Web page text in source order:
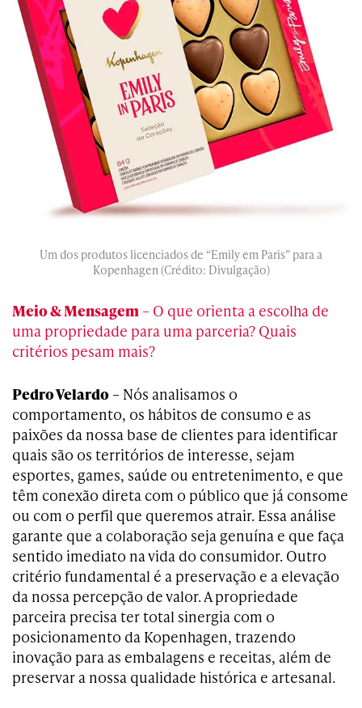
Um dos produtos licenciados de “Emily em Paris” para a
Kopenhagen (Crédito: Divulgação)
Meio & Mensagem – O que orienta a escolha de
uma propriedade para uma parceria? Quais
critérios pesam mais?
Pedro Velardo – Nós analisamos o
comportamento, os hábitos de consumo e as
paixões da nossa base de clientes para identificar
quais são os territórios de interesse, sejam
esportes, games, saúde ou entretenimento, e que
têm conexão direta com o público que já consome
ou com o perfil que queremos atrair. Essa análise
garante que a colaboração seja genuína e que faça
sentido imediato na vida do consumidor. Outro
critério fundamental é a preservação e a elevação
da nossa percepção de valor. A propriedade
parceira precisa ter total sinergia com o
posicionamento da Kopenhagen, trazendo
inovação para as embalagens e receitas, além de
preservar a nossa qualidade histórica e artesanal.